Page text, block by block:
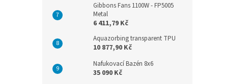
Gibbons Fans 1100W - FP5005
Metal
6 411,79 Kč
Aquazorbing transparent TPU
10 877,90 Kč
Nafukovací Bazén 8x6
35 090 Kč